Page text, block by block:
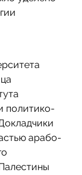
политико-
арабо-